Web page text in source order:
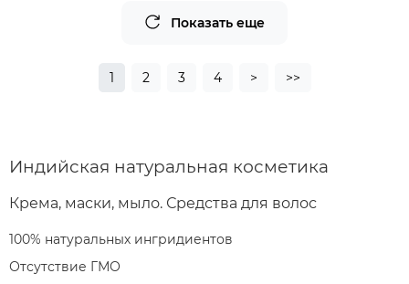
Показать еще
1 2 3 4 > >>
Индийская натуральная косметика
Крема, маски, мыло. Средства для волос
100% натуральных ингридиентов
Отсутствие ГМО